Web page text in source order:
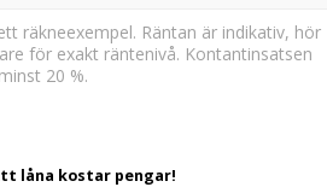
räkneexempel. Räntan är indikativ, hör
för exakt räntenivå. Kontantinsatsen
20 %.
låna kostar pengar!